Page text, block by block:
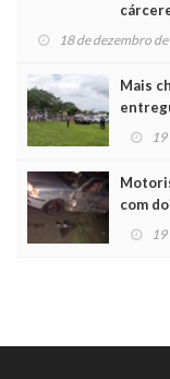
18 de dezembro
Mais
com